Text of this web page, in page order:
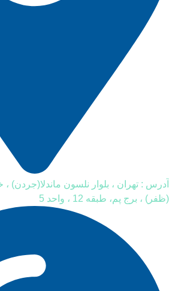
آدرس : تهران ، بلوار نلسون ماندلا(جردن)
(ظفر) ، برج پم، طبقه 12 ، واحد 5